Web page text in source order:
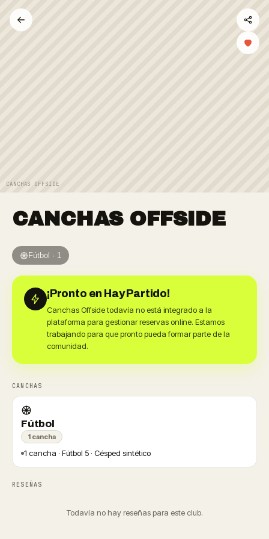
CANCHAS OFFSIDE
CANCHAS OFFSIDE
Fútbol · 1
¡Pronto en Hay Partido!
Canchas Offside todavía no está integrado a la
plataforma para gestionar reservas online. Estamos
trabajando para que pronto pueda formar parte de la
comunidad.
CANCHAS
Fútbol
1 cancha
1 cancha · Fútbol 5 · Césped sintético
RESEÑAS
Todavía no hay reseñas para este club.